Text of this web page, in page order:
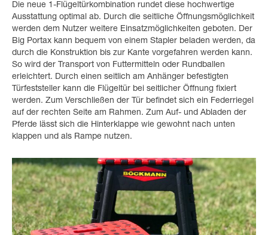
Die neue 1-Flügeltürkombination rundet diese hochwertige
Ausstattung optimal ab. Durch die seitliche Öffnungsmöglichkeit
werden dem Nutzer weitere Einsatzmöglichkeiten geboten. Der
Big Portax kann bequem von einem Stapler beladen werden, da
durch die Konstruktion bis zur Kante vorgefahren werden kann.
So wird der Transport von Futtermitteln oder Rundballen
erleichtert. Durch einen seitlich am Anhänger befestigten
Türfeststeller kann die Flügeltür bei seitlicher Öffnung fixiert
werden. Zum Verschließen der Tür befindet sich ein Federriegel
auf der rechten Seite am Rahmen. Zum Auf- und Abladen der
Pferde lässt sich die Hinterklappe wie gewohnt nach unten
klappen und als Rampe nutzen.